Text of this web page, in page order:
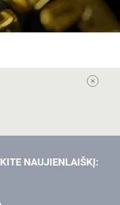
NAUJIENLAIŠKĮ: